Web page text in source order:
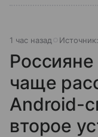
1 час назад Источник:
Россияне
чаще
Android-
второе